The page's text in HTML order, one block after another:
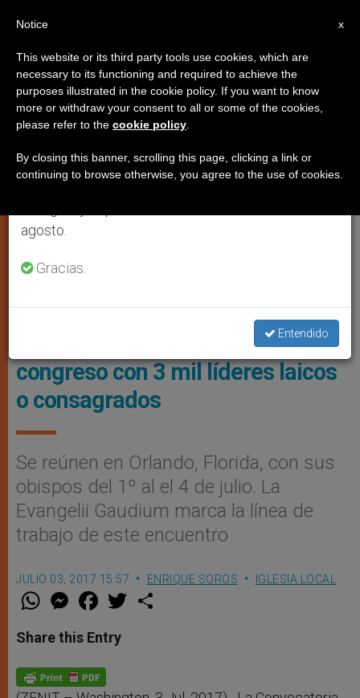
IGLESIA LOCAL
(Enrique © Soros)
Obispos de EE.UU realizan
congreso con 3 mil líderes laicos
o consagrados
Se reúnen en Orlando, Florida, con sus
obispos del 1º al el 4 de julio. La
Evangelii Gaudium marca la línea de
trabajo de este encuentro
JULIO 03, 2017 15:57 ENRIQUE SOROS IGLESIA LOCAL
W
t
s
p
p
M
e
s
e
g
e
F
a
e
b
o
k
w
Share this Entry
×
Aviso importante
Del 27 de julio al 7 de agosto haremos la pausa
anual, aprovechando que en el periodo de verano
se generan menos informaciones y también el
agosto.
Gracias.
Entendido
x
Notice
This website or its third party tools use cookies, which are
necessary to its functioning and required to achieve the
purposes illustrated in the cookie policy. If you want to know
more or withdraw your consent to all or some of the cookies,
please refer to the cookie policy
By closing this banner, scrolling this page, clicking a link or
continuing to browse otherwise, you agree to the use of cookies.